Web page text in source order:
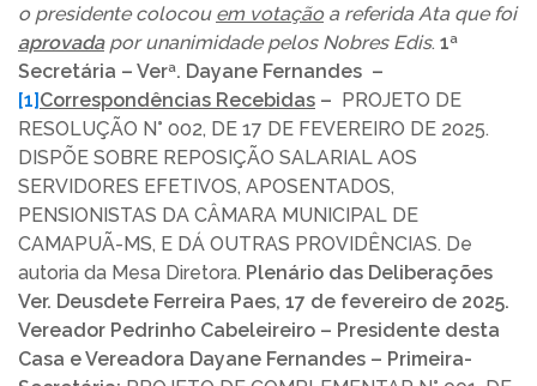
o presidente colocou em votaçãoa referida Ata que foi
aprovadapor unanimidade pelos Nobres Edis. 1ª
Secretária – Verª. Dayane Fernandes –
[1]Correspondências Recebidas – PROJETO DE
RESOLUÇÃO N° 002, DE 17 DE FEVEREIRO DE 2025.
DISPÕE SOBRE REPOSIÇÃO SALARIAL AOS
SERVIDORES EFETIVOS, APOSENTADOS,
PENSIONISTAS DA CÂMARA MUNICIPAL DE
CAMAPUÃ-MS, E DÁ OUTRAS PROVIDÊNCIAS. De
autoria da Mesa Diretora. Plenário das Deliberações
Ver. Deusdete Ferreira Paes, 17 de fevereiro de 2025.
Vereador Pedrinho Cabeleireiro – Presidente desta
Casa e Vereadora Dayane Fernandes – Primeira-